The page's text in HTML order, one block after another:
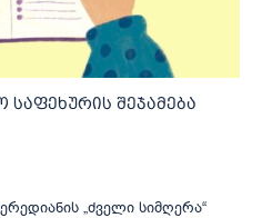
შეჯამება
„ძველი სიმღერა“